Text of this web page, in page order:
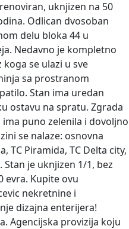
uknjizen na 50
Odlican dvosoban
delu bloka 44 u
Nedavno je kompletno
se ulazi u sve
sa prostranom
Stan ima uredan
ostavu na spratu. Zgrada
puno zelenila i dovoljno
se nalaze: osnovna
TC Piramida, TC Delta city,
je uknjizen 1/1, bez
evra. Kupite ovu
nekretnine i
dizajna enterijera!
Agencijska provizija koju